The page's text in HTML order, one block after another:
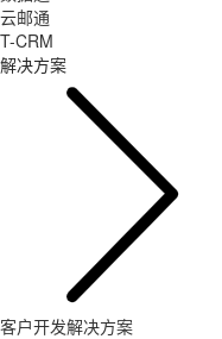
云邮通
T-CRM
解决方案
客户开发解决方案